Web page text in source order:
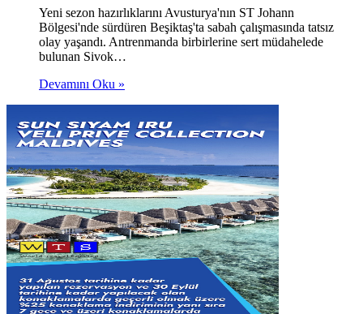
Yeni sezon hazırlıklarını Avusturya'nın ST Johann
Bölgesi'nde sürdüren Beşiktaş'ta sabah çalışmasında tatsız
olay yaşandı. Antrenmanda birbirlerine sert müdahelede
bulunan Sivok…
Devamını Oku »